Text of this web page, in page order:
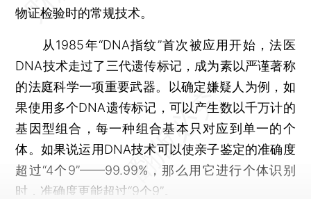
物证检验时的常规技术。
从1985年“DNA指纹”首次被应用开始，法医
DNA技术走过了三代遗传标记，成为素以严谨著称
的法庭科学一项重要武器。以确定嫌疑人为例，如
果使用多个DNA遗传标记，可以产生数以千万计的
基因型组合，每一种组合基本只对应到单一的个
体。如果说运用DNA技术可以使亲子鉴定的准确度
超过“4个9”——99.99%，那么用它进行个体识别
时，准确度更能超过“9个9”。